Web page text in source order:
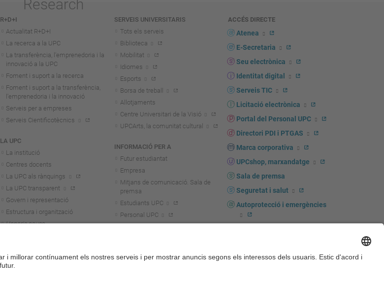
R+D+I
Actualitat R+D+I
La recerca a la UPC
La transferència, l'emprenedoria i la
innovació a la UPC
Foment i suport a la recerca
Foment i suport a la transferència,
l'emprenedoria i la innovació
Serveis per a empreses
Serveis Cientificotècnics
LA UPC
La institució
Centres docents
La UPC als rànquings
La UPC transparent
Govern i representació
Estructura i organització
Honoris causa
SERVEIS UNIVERSITARIS
Tots els serveis
Biblioteca
Mobilitat
Idiomes
Esports
Borsa de treball
Allotjaments
Centre Universitari de la Visió
UPCArts, la comunitat cultural
INFORMACIÓ PER A
Futur estudiantat
Empresa
Mitjans de comunicació. Sala de
premsa
Estudiants UPC
Personal UPC
ACCÉS DIRECTE
Atenea
E-Secretaria
Seu electrònica
Identitat digital
Serveis TIC
Licitació electrònica
Portal del Personal UPC
Directori PDI i PTGAS
Marca corporativa
UPCshop, marxandatge
Sala de premsa
Seguretat i salut
Autoprotecció i emergències